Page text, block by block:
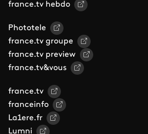
france.tv hebdo
Phototele
france.tv groupe
france.tv preview
france.tv&vous
france.tv
franceinfo
La1ere.fr
Lumni